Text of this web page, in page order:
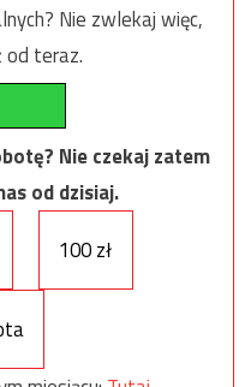
Nie zwlekaj więc,
od teraz.
Nie czekaj zatem
od dzisiaj.
100 zł